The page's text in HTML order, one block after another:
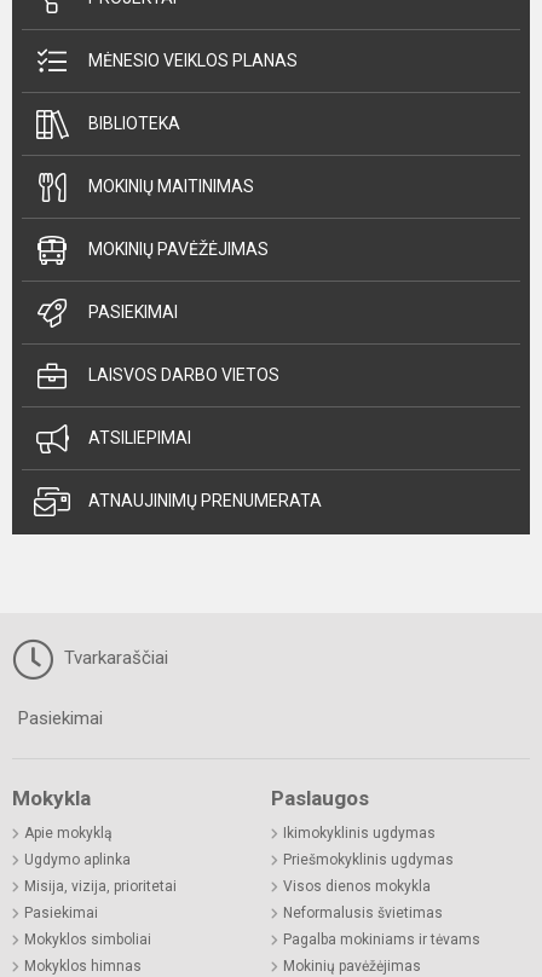
MĖNESIO VEIKLOS PLANAS
BIBLIOTEKA
MOKINIŲ MAITINIMAS
MOKINIŲ PAVĖŽĖJIMAS
PASIEKIMAI
LAISVOS DARBO VIETOS
ATSILIEPIMAI
ATNAUJINIMŲ PRENUMERATA
Tvarkaraščiai
Pasiekimai
Mokykla
Apie mokyklą
Ugdymo aplinka
Misija, vizija, prioritetai
Pasiekimai
Mokyklos simboliai
Mokyklos himnas
Paslaugos
Ikimokyklinis ugdymas
Priešmokyklinis ugdymas
Visos dienos mokykla
Neformalusis švietimas
Pagalba mokiniams ir tėvams
Mokinių pavėžėjimas